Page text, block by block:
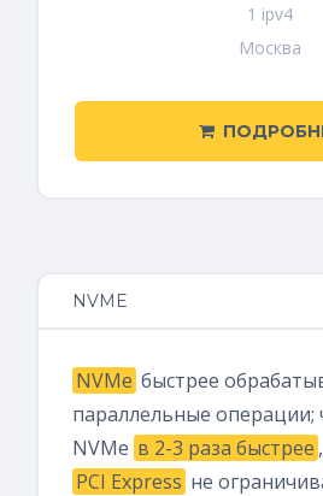
1 ipv4
Москва
NVME
NVMe быстрее
параллельные операции;
NVMe в 2-3 раза быстрее
PCI Express не